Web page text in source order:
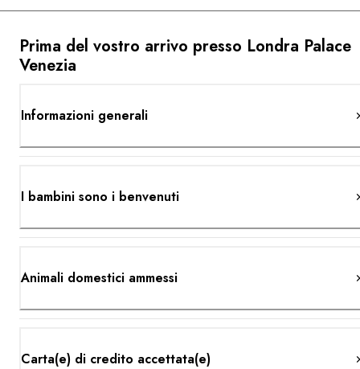
Prima del vostro arrivo presso Londra Palace
Venezia
Informazioni generali
I bambini sono i benvenuti
Animali domestici ammessi
Carta(e) di credito accettata(e)